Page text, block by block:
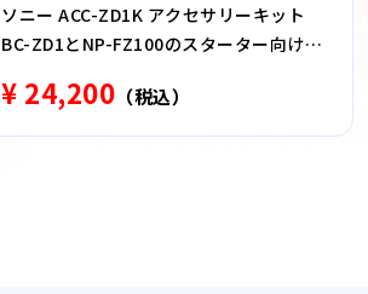
ソニー ACC-ZD1K アクセサリーキット
BC-ZD1とNP-FZ100のスターター向けチ
¥ 24,200 （税込）